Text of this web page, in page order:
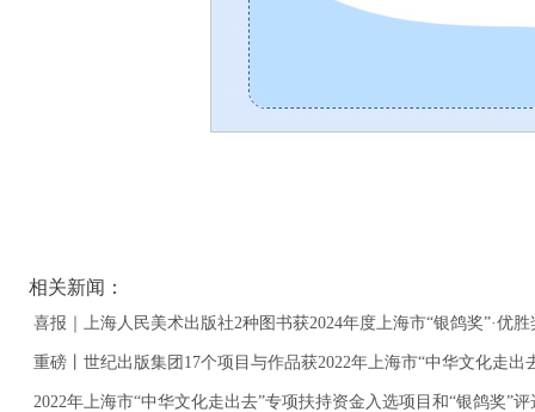
相关新闻：
喜报｜上海人民美术出版社2种图书获2024年度上海市“银鸽奖”·优胜
重磅丨世纪出版集团17个项目与作品获2022年上海市“中华文化走出
2022年上海市“中华文化走出去”专项扶持资金入选项目和“银鸽奖”